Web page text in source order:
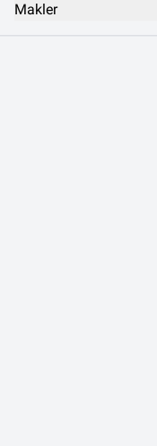
Makler